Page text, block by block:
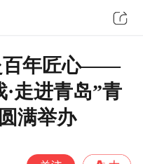
百年匠心——
走进青岛”青
满举办